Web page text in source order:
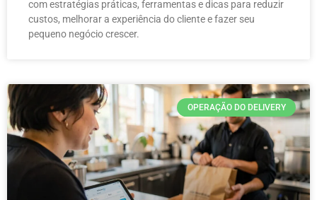
com estratégias práticas, ferramentas e dicas para reduzir
custos, melhorar a experiência do cliente e fazer seu
pequeno negócio crescer.
OPERAÇÃO DO DELIVERY